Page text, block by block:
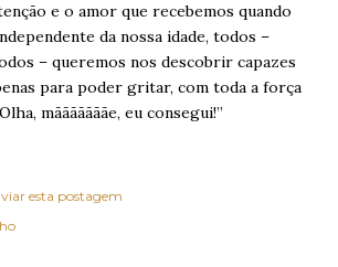
e o amor que recebemos quando
da nossa idade, todos –
– queremos nos descobrir capazes
para poder gritar, com toda a força
mãããããããe, eu consegui!”
esta postagem